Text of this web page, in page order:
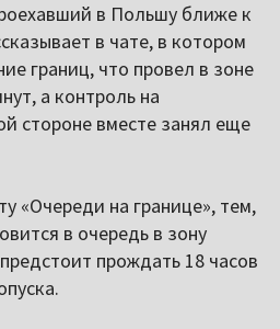
в Польшу ближе к
в чате, в котором
границ, что провел в зоне
а контроль на
стороне вместе занял еще
«Очереди на границе», тем,
в очередь в зону
прождать 18 часов